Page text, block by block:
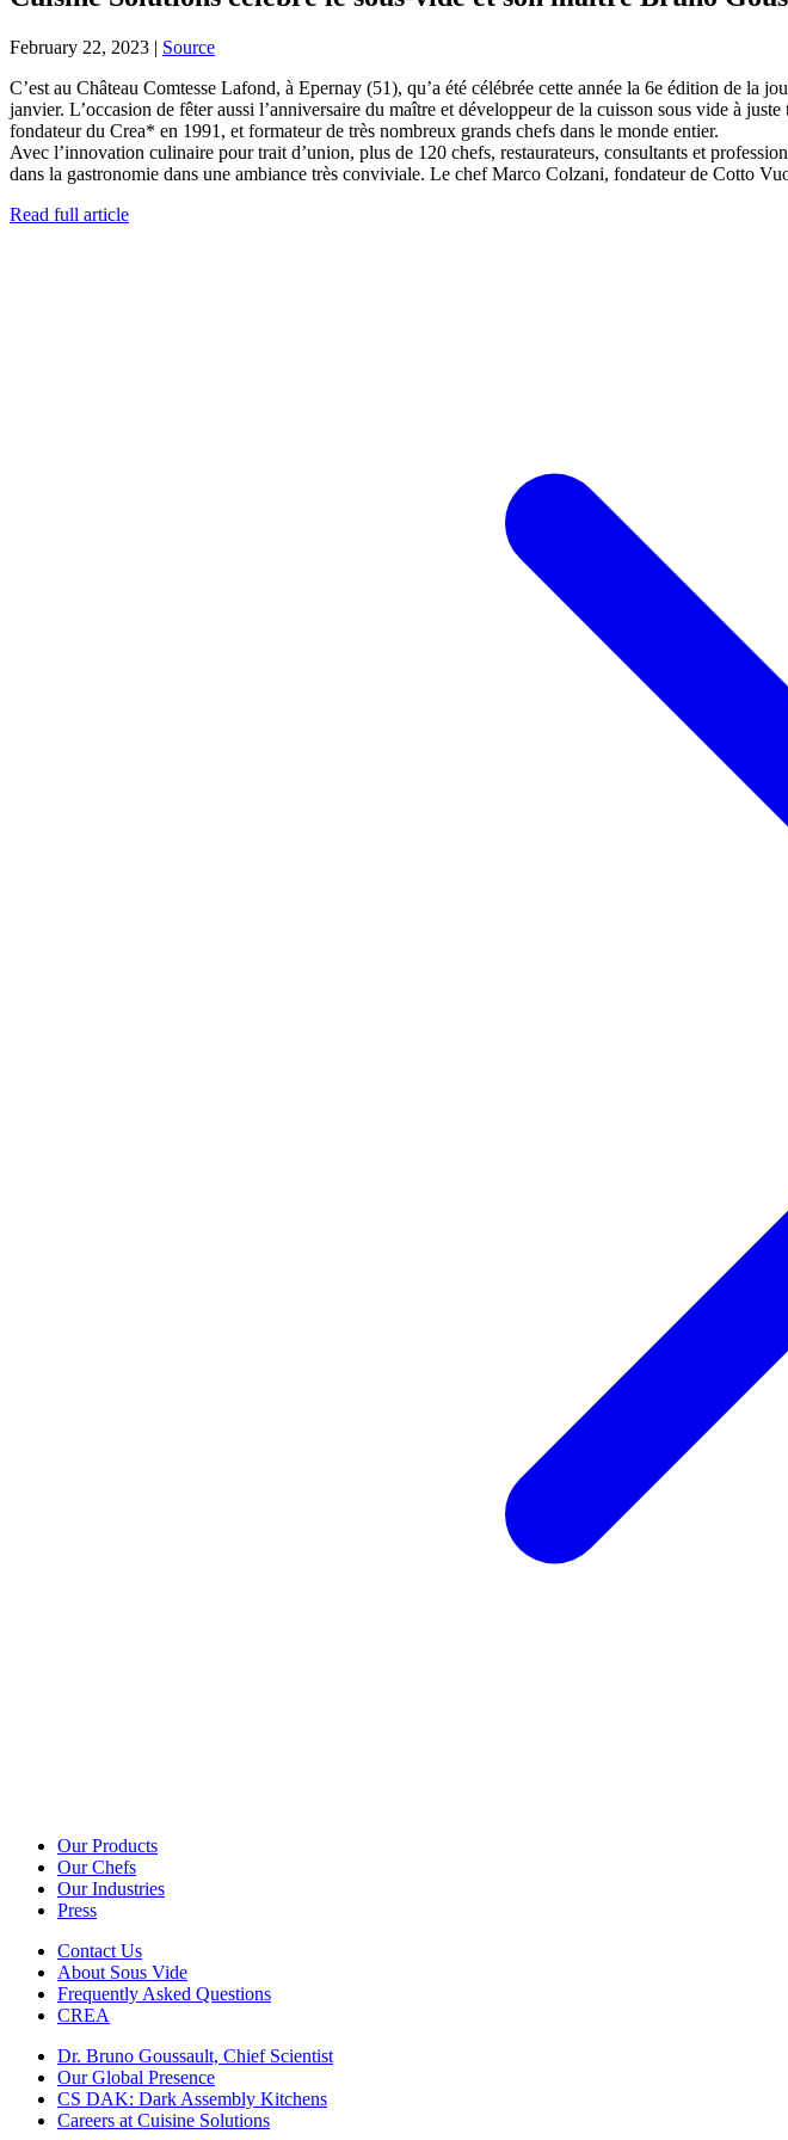
February 22, 2023 | Source
C’est au Château Comtesse Lafond, à Epernay (51), qu’a été célébrée cette année la 6e édition de
janvier. L’occasion de fêter aussi l’anniversaire du maître et développeur de la cuisson sous vide à
fondateur du Crea* en 1991, et formateur de très nombreux grands chefs dans le monde entier.
Avec l’innovation culinaire pour trait d’union, plus de 120 chefs, restaurateurs, consultants et
dans la gastronomie dans une ambiance très conviviale. Le chef Marco Colzani, fondateur de Cotto
Read full article
Our Products
Our Chefs
Our Industries
Press
Contact Us
About Sous Vide
Frequently Asked Questions
CREA
Dr. Bruno Goussault, Chief Scientist
Our Global Presence
CS DAK: Dark Assembly Kitchens
Careers at Cuisine Solutions